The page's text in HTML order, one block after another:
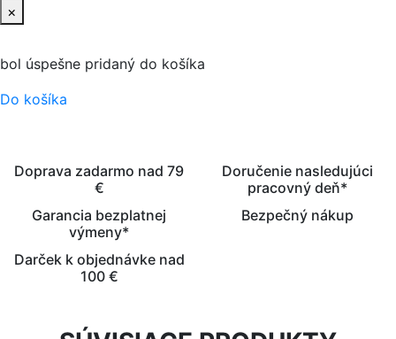
×
bol úspešne pridaný do košíka
Do košíka
Doprava zadarmo nad 79
€
Doručenie nasledujúci
pracovný deň*
Garancia bezplatnej
výmeny*
Bezpečný nákup
Darček k objednávke nad
100 €